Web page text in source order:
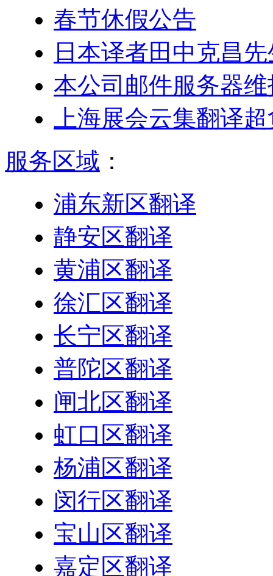
春节休假公告
日本译者田中克昌
本公司邮件服务器
上海展会云集翻译
服务区域 ：
浦东新区翻译
静安区翻译
黄浦区翻译
徐汇区翻译
长宁区翻译
普陀区翻译
闸北区翻译
虹口区翻译
杨浦区翻译
闵行区翻译
宝山区翻译
嘉定区翻译